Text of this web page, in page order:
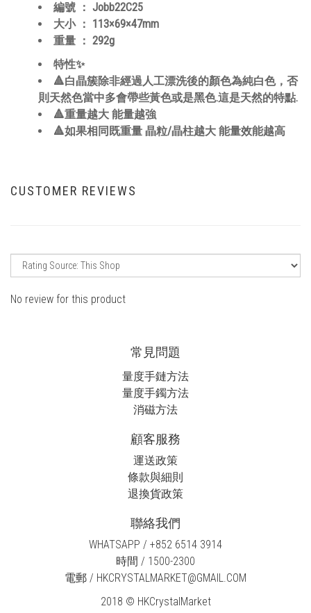
編號 ： Jobb22C25
大小 ： 113×69×47mm
重量 ： 292g
特性✨
🔺白晶簇除非經過人工漂洗後的顏色為純白色，否
則天然色當中多會帶些黃色或是黑色.這是天然的特點.
🔺重量越大 能量越強
🔺如果相同既重量 晶粒/晶柱越大 能量效能越高
CUSTOMER REVIEWS
No review for this product
常見問題
量度手鏈方法
量度手鐲方法
消磁方法
顧客服務
運送政策
條款與細則
退換貨政策
聯絡我們
WHATSAPP / +852 6514 3914
時間 / 1500-2300
電郵 / HKCRYSTALMARKET@GMAIL.COM
2018 © HKCrystalMarket